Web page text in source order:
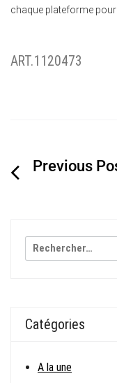
chaque plateforme
ART.1120473
Navigation
Rechercher :
Catégories
A la une